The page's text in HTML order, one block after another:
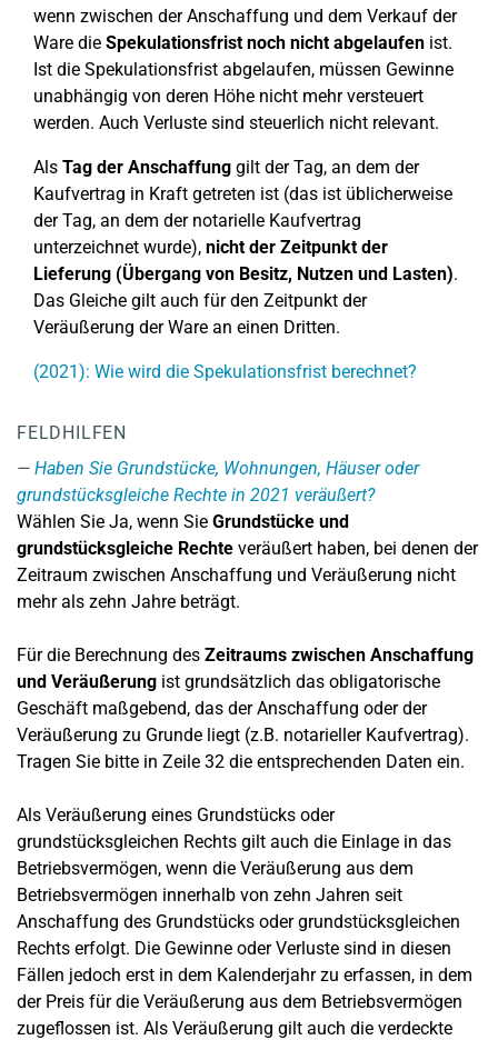
wenn zwischen der Anschaffung und dem Verkauf der
Ware die Spekulationsfrist noch nicht abgelaufen ist.
Ist die Spekulationsfrist abgelaufen, müssen Gewinne
unabhängig von deren Höhe nicht mehr versteuert
werden. Auch Verluste sind steuerlich nicht relevant.
Als Tag der Anschaffung gilt der Tag, an dem der
Kaufvertrag in Kraft getreten ist (das ist üblicherweise
der Tag, an dem der notarielle Kaufvertrag
unterzeichnet wurde), nicht der Zeitpunkt der
Lieferung (Übergang von Besitz, Nutzen und Lasten).
Das Gleiche gilt auch für den Zeitpunkt der
Veräußerung der Ware an einen Dritten.
(2021): Wie wird die Spekulationsfrist berechnet?
FELDHILFEN
Haben Sie Grundstücke, Wohnungen, Häuser oder
grundstücksgleiche Rechte in 2021 veräußert?
Wählen Sie Ja, wenn Sie Grundstücke und
grundstücksgleiche Rechte veräußert haben, bei denen der
Zeitraum zwischen Anschaffung und Veräußerung nicht
mehr als zehn Jahre beträgt.
Für die Berechnung des Zeitraums zwischen Anschaffung
und Veräußerung ist grundsätzlich das obligatorische
Geschäft maßgebend, das der Anschaffung oder der
Veräußerung zu Grunde liegt (z.B. notarieller Kaufvertrag).
Tragen Sie bitte in Zeile 32 die entsprechenden Daten ein.
Als Veräußerung eines Grundstücks oder
grundstücksgleichen Rechts gilt auch die Einlage in das
Betriebsvermögen, wenn die Veräußerung aus dem
Betriebsvermögen innerhalb von zehn Jahren seit
Anschaffung des Grundstücks oder grundstücksgleichen
Rechts erfolgt. Die Gewinne oder Verluste sind in diesen
Fällen jedoch erst in dem Kalenderjahr zu erfassen, in dem
der Preis für die Veräußerung aus dem Betriebsvermögen
zugeflossen ist. Als Veräußerung gilt auch die verdeckte